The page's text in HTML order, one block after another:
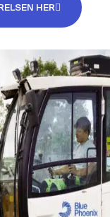
HER